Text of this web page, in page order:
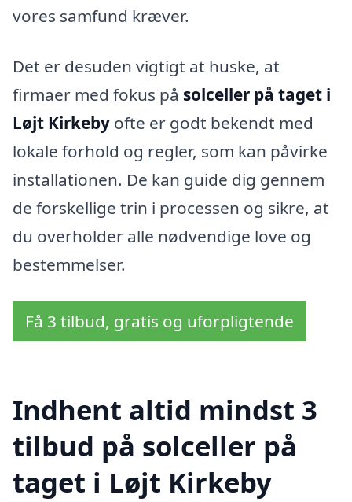
vores samfund kræver.
Det er desuden vigtigt at huske, at
firmaer med fokus på solceller på taget i
Løjt Kirkeby ofte er godt bekendt med
lokale forhold og regler, som kan påvirke
installationen. De kan guide dig gennem
de forskellige trin i processen og sikre, at
du overholder alle nødvendige love og
bestemmelser.
Få 3 tilbud, gratis og uforpligtende
Indhent altid mindst 3
tilbud på solceller på
taget i Løjt Kirkeby